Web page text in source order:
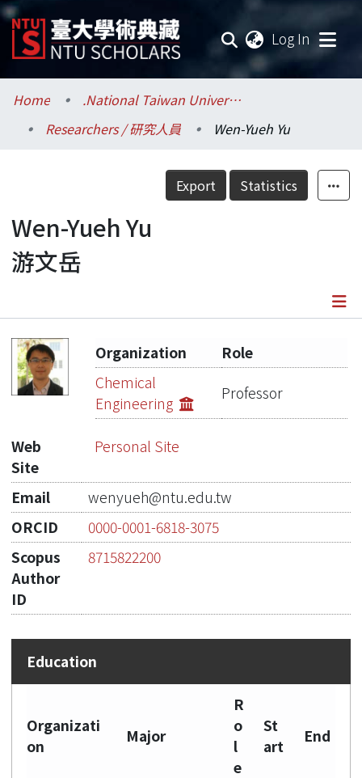
Log In
Communities & Collections
Research Outputs
Researchers
Organizations
Home
.National Taiwan University / 國立臺灣大學
Researchers / 研究人員
Wen-Yueh Yu
Export Statistics
Wen-Yueh Yu
游文岳
Publications
Projects
Metrics
Network Lab
Organization
Role
Chemical
Engineering
Professor
Web
Site
Personal Site
Email
wenyueh@ntu.edu.tw
ORCID
0000-0001-6818-3075
Scopus
Author
ID
8715822200
Organizati
on
Major
R
o
l
e
St
art
End